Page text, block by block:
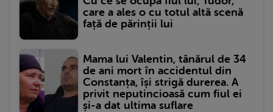
care a ales o cu totul altă scenă
față de părinții lui
Mama lui Valentin, tânărul de 34
de ani mort în accidentul din
Constanța, își strigă durerea. A
privit neputincioasă cum fiul ei
și-a dat ultima suflare